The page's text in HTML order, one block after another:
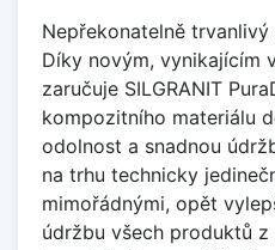
Nepřekonatelně
Díky novým, vynikajícím
zaručuje SILGRANIT
kompozitního materiálu
odolnost a snadnou
na trhu technicky
mimořádnými, opět
údržbu všech produktů z